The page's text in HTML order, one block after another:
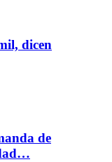
dicen
de